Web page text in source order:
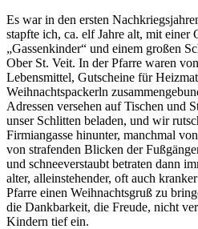
Es war in den ersten
stapfte ich, ca. elf Jahre alt, mit einer
„Gassenkinder“ und einem großen
Ober St. Veit. In der Pfarre waren
Lebensmittel, Gutscheine für
Weihnachtspackerln
Adressen versehen auf Tischen und
unser Schlitten beladen, und wir
Firmiangasse hinunter, manchmal
von strafenden Blicken der
und schneeverstaubt betraten dann
alter, alleinstehender, oft auch
Pfarre einen Weihnachtsgruß zu
die Dankbarkeit, die Freude, nicht
Kindern tief ein.